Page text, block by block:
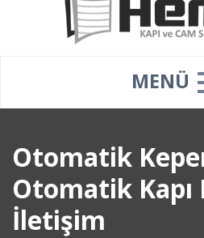
MENÜ
Otomatik
Otomatik Kapı
İletişim